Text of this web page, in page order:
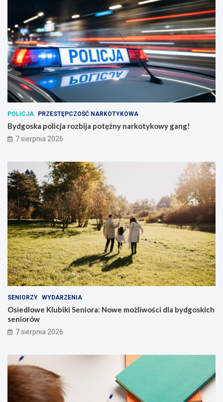
POLICJA PRZESTĘPCZOŚĆ NARKOTYKOWA
Bydgoska policja rozbija potężny narkotykowy gang!
7 sierpnia 2026
SENIORZY WYDARZENIA
Osiedlowe Klubiki Seniora: Nowe możliwości dla bydgoskich
seniorów
7 sierpnia 2026